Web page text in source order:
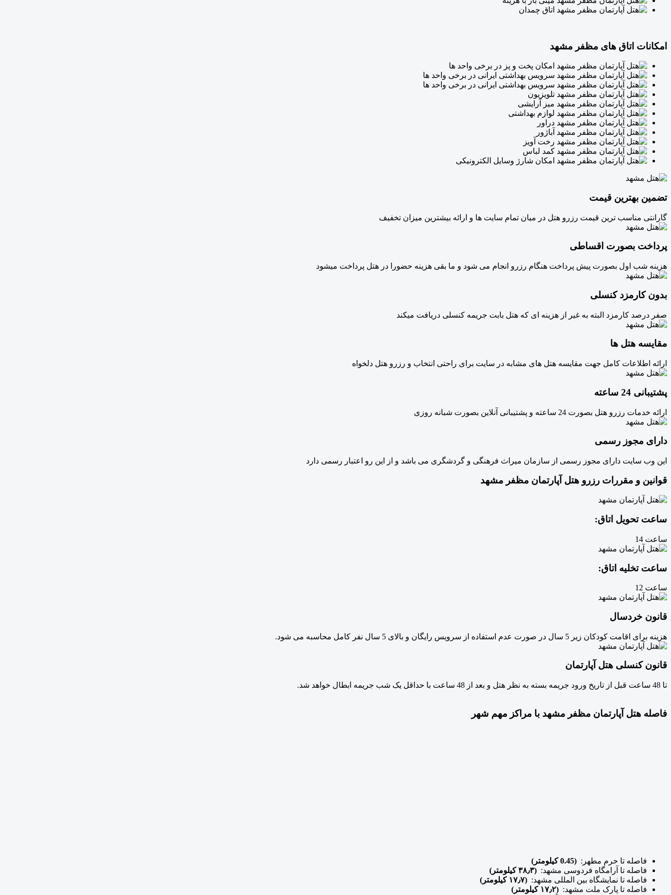
اتاق چمدان
امکانات اتاق های مظفر مشهد
امکان پخت و پز در برخی واحد ها
سرویس بهداشتی ایرانی در برخی واحد ها
سرویس بهداشتی ایرانی در برخی واحد ها
تلویزیون
میز آرایشی
لوازم بهداشتی
دراور
آباژور
رخت آویز
کمد لباس
امکان شارژ وسایل الکترونیکی
تضمین بهترین قیمت
گارانتی مناسب ترین قیمت رزرو هتل در میان تمام سایت ها و ارائه بیشترین میزان تخفیف
پرداخت بصورت اقساطی
هزینه شب اول بصورت پیش پرداخت هنگام رزرو انجام می شود و ما بقی هزینه حضورا در هتل پرداخت میشود
بدون کارمزد کنسلی
صفر درصد کارمزد البته به غیر از هزینه ای که هتل بابت جریمه کنسلی دریافت میکند
مقایسه هتل ها
ارائه اطلاعات کامل جهت مقایسه هتل های مشابه در سایت برای راحتی انتخاب و رزرو هتل دلخواه
پشتیبانی 24 ساعته
ارائه خدمات رزرو هتل بصورت 24 ساعته و پشتیبانی آنلاین بصورت شبانه روزی
دارای مجوز رسمی
این وب سایت دارای مجوز رسمی از سازمان میراث فرهنگی و گردشگری می باشد و از این رو اعتبار رسمی دارد
قوانین و مقررات رزرو هتل آپارتمان مظفر مشهد
ساعت تحویل اتاق:
ساعت 14
ساعت تخلیه اتاق:
ساعت 12
قانون خردسال
هزینه برای اقامت کودکان زیر 5 سال در صورت عدم استفاده از سرویس رایگان و بالای 5 سال نفر کامل محاسبه می شود.
قانون کنسلی هتل آپارتمان
تا 48 ساعت قبل از تاریخ ورود جریمه بسته به نظر هتل و بعد از 48 ساعت با حداقل یک شب جریمه ابطال خواهد شد.
فاصله هتل آپارتمان مظفر مشهد با مراکز مهم شهر
فاصله تا حرم مطهر: (0.45 کیلومتر)
فاصله تا آرامگاه فردوسی مشهد: (۳۸٫۳ کیلومتر)
فاصله تا نمایشگاه بین المللی مشهد: (۱۷٫۷ کیلومتر)
فاصله تا پارک ملت مشهد: (۱۷٫۲ کیلومتر)